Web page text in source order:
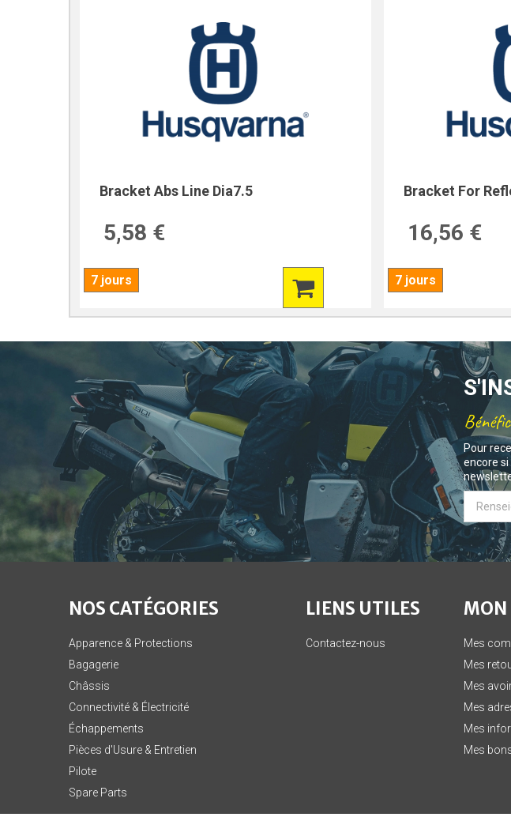
Bracket Abs Line Dia7.5
5,58 €
7 jours
Bracket For
16,56 €
7 jours
Pour
encore
NOS CATÉGORIES
Apparence & Protections
Bagagerie
Châssis
Connectivité & Électricité
Échappements
Pièces d'Usure & Entretien
Pilote
Spare Parts
LIENS UTILES
Contactez-nous
MON
Mes
Mes
Mes
Mes
Mes
Mes